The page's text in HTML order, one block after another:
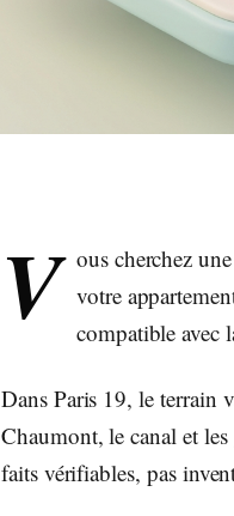
V ous cherchez
votre
compatible avec
Dans Paris 19, le terrain
Chaumont, le canal et
faits vérifiables, pas